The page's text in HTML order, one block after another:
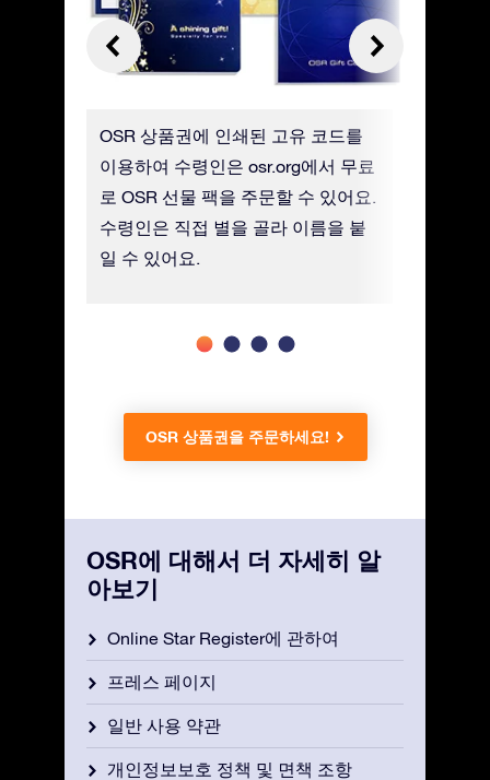
OSR 상품권에 인쇄된 고유 코드를
이용하여 수령인은 osr.org에서 무료
로 OSR 선물 팩을 주문할 수 있어요.
수령인은 직접 별을 골라 이름을 붙
일 수 있어요.
OSR 상품권을 주문하세요!
OSR에 대해서 더 자세히 알
아보기
Online Star Register에 관하여
프레스 페이지
일반 사용 약관
개인정보보호 정책 및 면책 조항